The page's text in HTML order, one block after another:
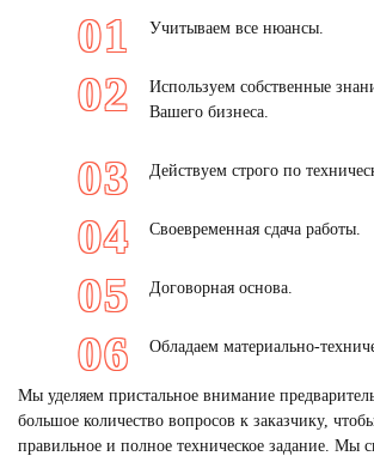
Учитываем все нюансы.
Используем собственные
Вашего бизнеса.
Действуем строго по
Своевременная сдача работы.
Договорная основа.
Обладаем материально-
Мы уделяем пристальное внимание
большое количество вопросов к заказчику,
правильное и полное техническое задание. Мы